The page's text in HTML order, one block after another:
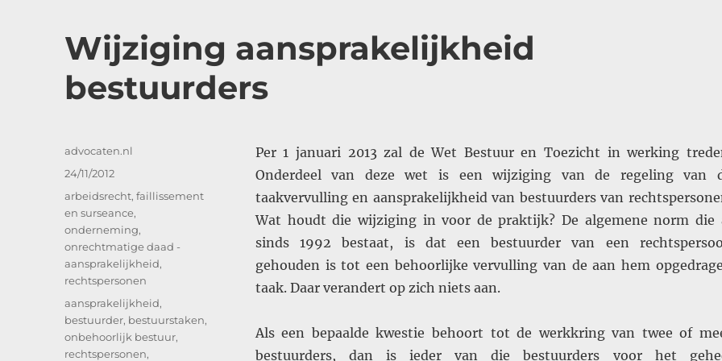
Wijziging aansprakelijkheid
bestuurders
Per 1 januari 2013 zal de Wet Bestuur en Toezicht in werking
Onderdeel van deze wet is een wijziging van de regeling van
taakvervulling en aansprakelijkheid van bestuurders van
Wat houdt die wijziging in voor de praktijk? De algemene norm die
sinds 1992 bestaat, is dat een bestuurder van een
gehouden is tot een behoorlijke vervulling van de aan hem
taak. Daar verandert op zich niets aan.
Als een bepaalde kwestie behoort tot de werkkring van twee of
bestuurders, dan is ieder van die bestuurders voor het
Auteur
advocaten.nl
Geplaatst
op
24/11/2012
Categorieën
arbeidsrecht,faillissement
en surseance,
onderneming,
onrechtmatige daad -
aansprakelijkheid,
rechtspersonen
Tags
aansprakelijkheid,
bestuurder, bestuurstaken,
onbehoorlijk bestuur,
rechtspersonen,